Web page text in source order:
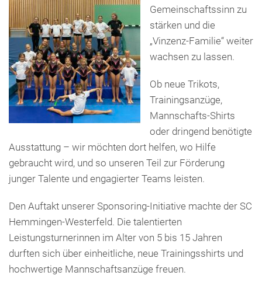
Gemeinschaftssinn zu
stärken und die
„Vinzenz-Familie“ weiter
wachsen zu lassen.
Ob neue Trikots,
Trainingsanzüge,
Mannschafts-Shirts
oder dringend benötigte
Ausstattung – wir möchten dort helfen, wo Hilfe
gebraucht wird, und so unseren Teil zur Förderung
junger Talente und engagierter Teams leisten.
Den Auftakt unserer Sponsoring-Initiative machte der SC
Hemmingen-Westerfeld. Die talentierten
Leistungsturnerinnen im Alter von 5 bis 15 Jahren
durften sich über einheitliche, neue Trainingsshirts und
hochwertige Mannschaftsanzüge freuen.